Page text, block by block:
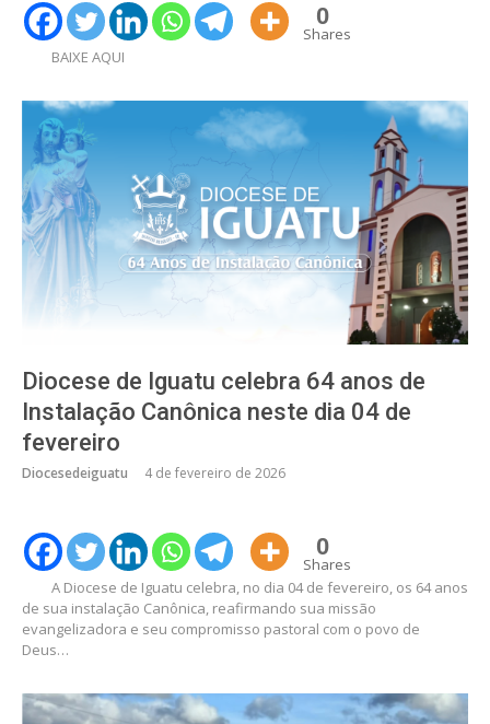
0
Shares
BAIXE AQUI
Diocese de Iguatu celebra 64 anos de
Instalação Canônica neste dia 04 de
fevereiro
Diocesedeiguatu 4 de fevereiro de 2026
0
Shares
A Diocese de Iguatu celebra, no dia 04 de fevereiro, os 64 anos
de sua instalação Canônica, reafirmando sua missão
evangelizadora e seu compromisso pastoral com o povo de
Deus…